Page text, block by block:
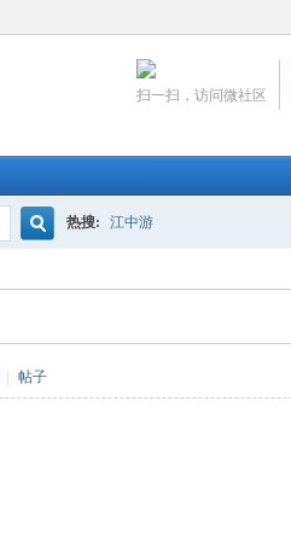
扫一扫，访问微社区
热搜: 江中游
帖子